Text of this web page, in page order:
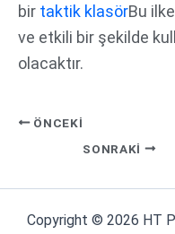
bir takti̇k klasörBu
ve etkili bir şekilde
olacaktır.
ÖNCEKI
SONRAKI
Copyright © 2026 HT